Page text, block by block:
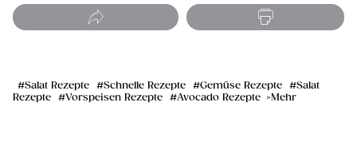
Salat Rezepte Schnelle Rezepte Gemüse Rezepte
Salat
Rezepte
Vorspeisen Rezepte Avocado Rezepte Mehr